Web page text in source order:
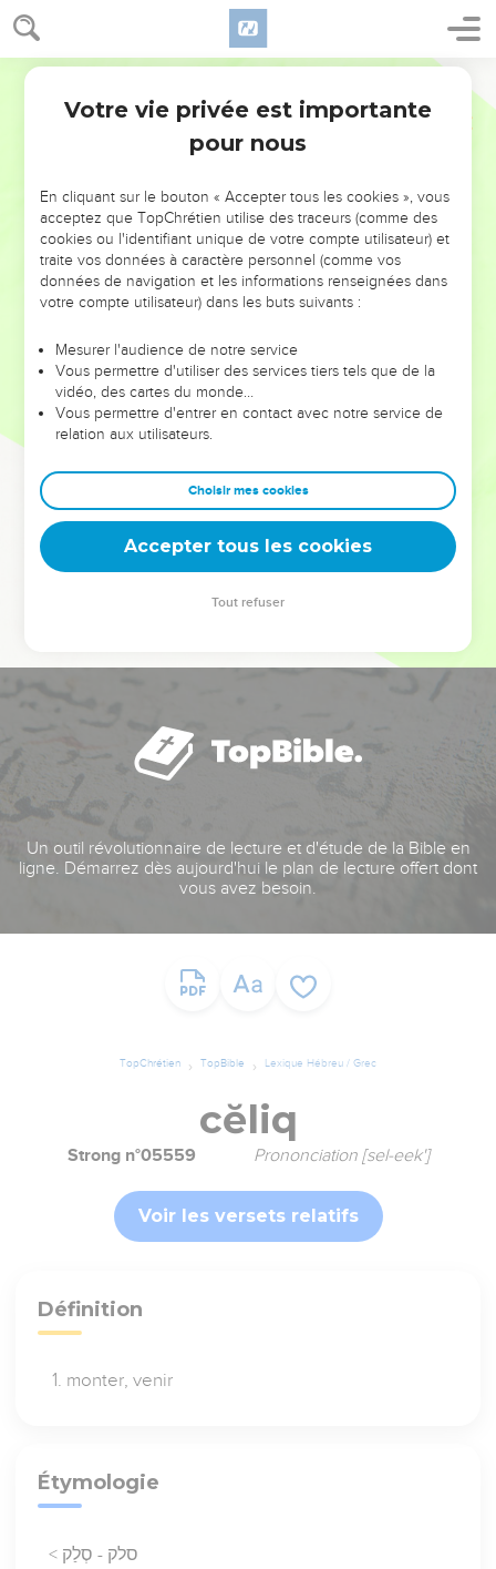
NE MANQUEZ PAS L’ÉVÉNEMENT
DE L’ANNÉE !
ET SI LEURS ERREURS POUVAIENT VOUS ÉVITER LES
VOTRES ?
leur foi ou leur vision. Mais on voit moins les doutes, les erreurs
et les saisons difficiles qu'ils ont traversés, alors même que ce
sont elles qui les ont façonnés.
Dans cette conférence, leaders, entrepreneurs, et responsables
clés pour avancer avec plus de sagesse afin que leurs erreurs
deviennent vos tremplins. Que vous guidiez un ministère, une
équipe, un groupe ou une famille, leur expérience est faite
Un outil révolutionnaire de lecture et d'étude de la Bible en
ligne. Démarrez dès aujourd'hui le plan de lecture offert dont
vous avez besoin.
TopChrétien TopBible Lexique Hébreu / Grec
cĕliq
Strong n°05559 Prononciation [sel-eek']
Voir les versets relatifs
Définition
monter, venir
Étymologie
< סלק - סְלַק
Votre vie privée est importante
pour nous
En cliquant sur le bouton « Accepter tous les cookies », vous
acceptez que TopChrétien utilise des traceurs (comme des
cookies ou l'identifiant unique de votre compte utilisateur) et
traite vos données à caractère personnel (comme vos
données de navigation et les informations renseignées dans
votre compte utilisateur) dans les buts suivants :
Mesurer l'audience de notre service
Vous permettre d'utiliser des services tiers tels que de la
vidéo, des cartes du monde…
Vous permettre d'entrer en contact avec notre service de
relation aux utilisateurs.
Choisir mes cookies
Accepter tous les cookies
Tout refuser